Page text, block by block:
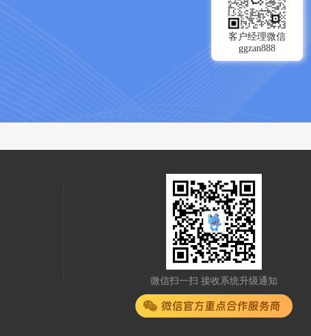
客户经理微信
ggzan888
微信扫一扫 接收系统升级通知